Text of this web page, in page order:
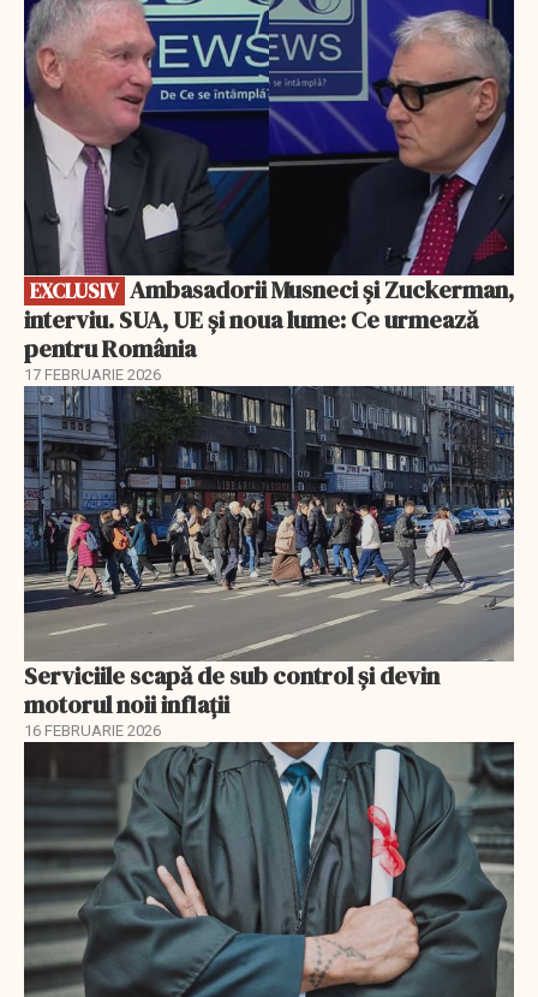
EXCLUSIV
interviu. SUA, UE și noua lume: Ce urmează
pentru România
17 FEBRUARIE 2026
Serviciile scapă de sub control și devin
motorul noii inflații
16 FEBRUARIE 2026